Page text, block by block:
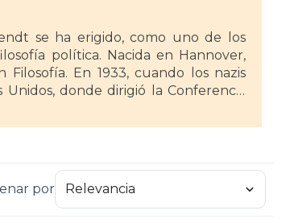
política. Nacida en Hannover,
En 1933, cuando los nazis
donde dirigió la Conferencia
Inc. Fue catedrática en
Berkeley.
por